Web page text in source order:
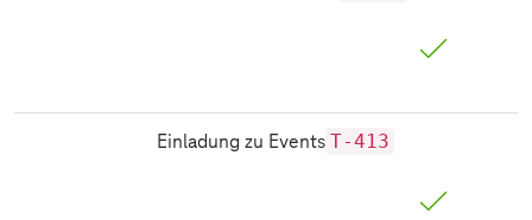
Einladung zu Events T-413